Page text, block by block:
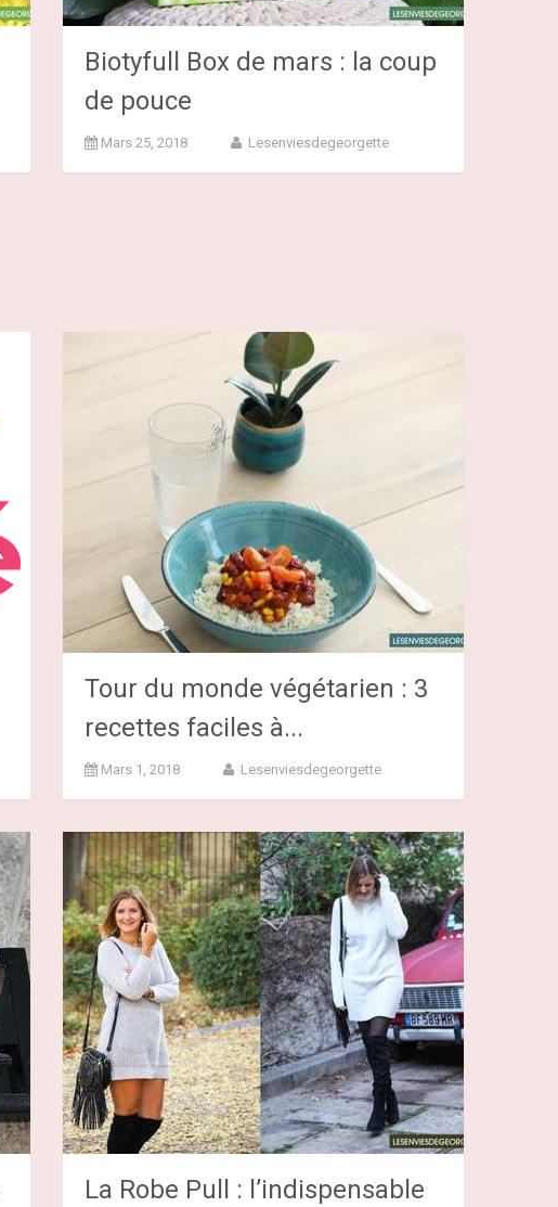
Biotyfull Box de mars : la coup
de pouce
Mars 25, 2018 Lesenviesdegeorgette
Tour du monde végétarien : 3
recettes faciles à...
Mars 1, 2018 Lesenviesdegeorgette
La Robe Pull : l’indispensable